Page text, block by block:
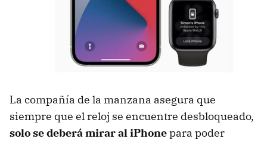
La compañía de la manzana asegura que
siempre que el reloj se encuentre desbloqueado,
solo se deberá mirar al iPhonepara poder